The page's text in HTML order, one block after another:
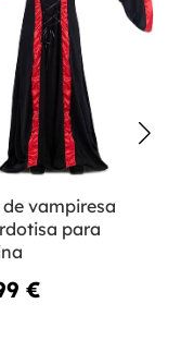
vampiresa
para
€